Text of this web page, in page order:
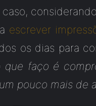
escrever
os dias para
que faço é
pouco mais de